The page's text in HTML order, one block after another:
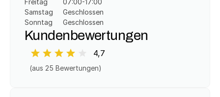
Freitag
Samstag
Sonntag
07:00-17:00
Geschlossen
Geschlossen
Kundenbewertungen
4,7
(aus 25 Bewertungen)